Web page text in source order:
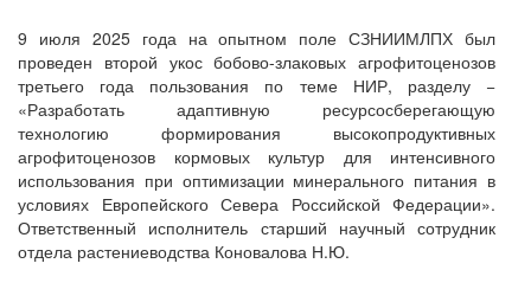
9 июля 2025 года на опытном поле СЗНИИМЛПХ был
проведен второй укос бобово-злаковых агрофитоценозов
третьего года пользования по теме НИР, разделу −
«Разработать адаптивную ресурсосберегающую
технологию формирования высокопродуктивных
агрофитоценозов кормовых культур для интенсивного
использования при оптимизации минерального питания в
условиях Европейского Севера Российской Федерации».
Ответственный исполнитель старший научный сотрудник
отдела растениеводства Коновалова Н.Ю.